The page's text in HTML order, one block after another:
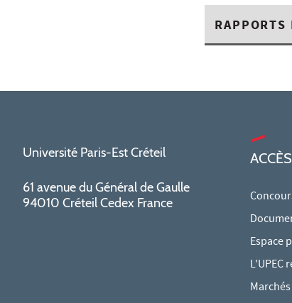
RAPPORTS
Université Paris-Est Créteil
61 avenue du Général de Gaulle
94010 Créteil Cedex France
Espace
L'UPEC